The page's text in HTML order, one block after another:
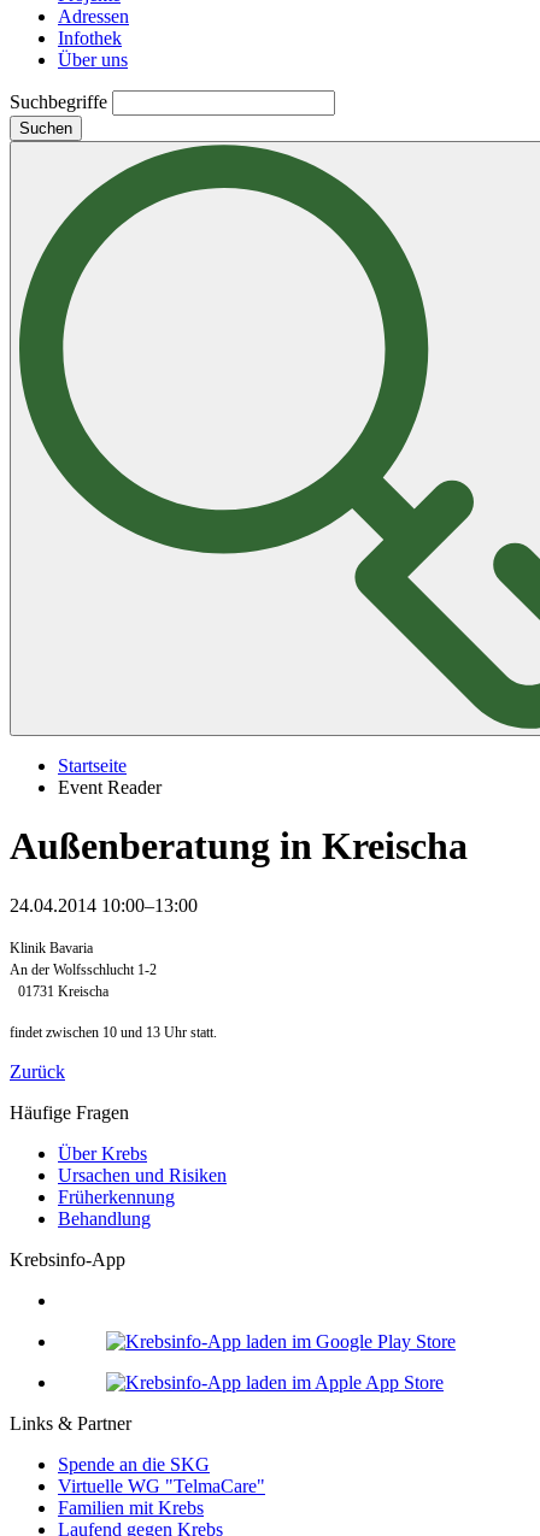
Adressen
Infothek
Über uns
Suchbegriffe
Suchen
Startseite
Event Reader
Außenberatung in Kreischa
24.04.2014 10:00–13:00
Klinik Bavaria
An der Wolfsschlucht 1-2
01731 Kreischa
findet zwischen 10 und 13 Uhr statt.
Zurück
Häufige Fragen
Über Krebs
Ursachen und Risiken
Früherkennung
Behandlung
Krebsinfo-App
Links & Partner
Spende an die SKG
Virtuelle WG "TelmaCare"
Familien mit Krebs
Laufend gegen Krebs